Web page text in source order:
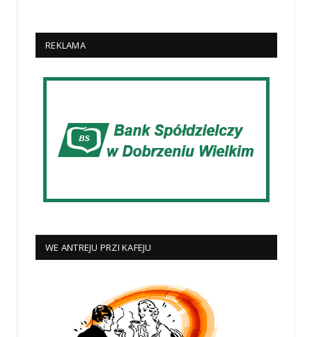
REKLAMA
WE ANTREJU PRZI KAFEJU